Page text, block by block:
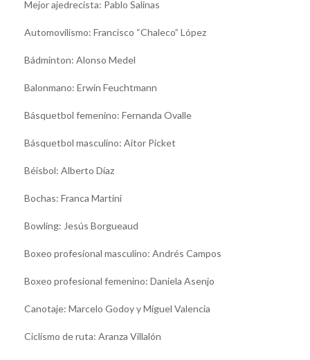
Mejor ajedrecista: Pablo Salinas
Automovilismo: Francisco “Chaleco” López
Bádminton: Alonso Medel
Balonmano: Erwin Feuchtmann
Básquetbol femenino: Fernanda Ovalle
Básquetbol masculino: Aitor Picket
Béisbol: Alberto Díaz
Bochas: Franca Martini
Bowling: Jesús Borgueaud
Boxeo profesional masculino: Andrés Campos
Boxeo profesional femenino: Daniela Asenjo
Canotaje: Marcelo Godoy y Miguel Valencia
Ciclismo de ruta: Aranza Villalón